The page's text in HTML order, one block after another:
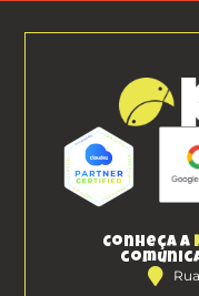
Conheça a